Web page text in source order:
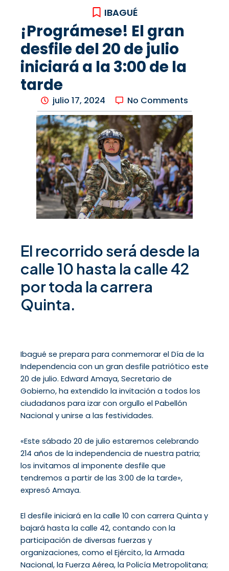
IBAGUÉ
¡Prográmese! El gran
desfile del 20 de julio
iniciará a la 3:00 de la
tarde
julio 17, 2024 No Comments
El recorrido será desde la
calle 10 hasta la calle 42
por toda la carrera
Quinta.
Ibagué se prepara para conmemorar el Día de la
Independencia con un gran desfile patriótico este
20 de julio. Edward Amaya, Secretario de
Gobierno, ha extendido la invitación a todos los
ciudadanos para izar con orgullo el Pabellón
Nacional y unirse a las festividades.
«Este sábado 20 de julio estaremos celebrando
214 años de la independencia de nuestra patria;
los invitamos al imponente desfile que
tendremos a partir de las 3:00 de la tarde»,
expresó Amaya.
El desfile iniciará en la calle 10 con carrera Quinta y
bajará hasta la calle 42, contando con la
participación de diversas fuerzas y
organizaciones, como el Ejército, la Armada
Nacional, la Fuerza Aérea, la Policía Metropolitana;